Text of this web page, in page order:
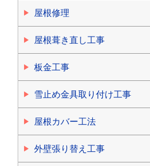
屋根修理
屋根葺き直し工事
板金工事
雪止め金具取り付け工事
屋根カバー工法
外壁張り替え工事